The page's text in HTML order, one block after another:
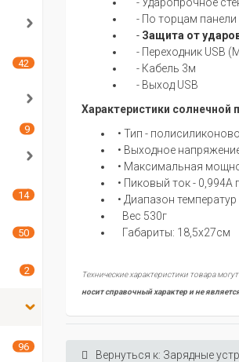
- По торцам панели
- Защита от
- Переходник USB
- Кабель 3м
- Выход USB
Характеристики солнечной
• Тип -
• Выходное
• Максимальная
• Пиковый ток -
• Диапазон
Вес 530г
Габариты: 18,5х27см
Технические характеристики товара
носит справочный характер и не
Вернуться к: Зарядные
42
9
14
50
2
96